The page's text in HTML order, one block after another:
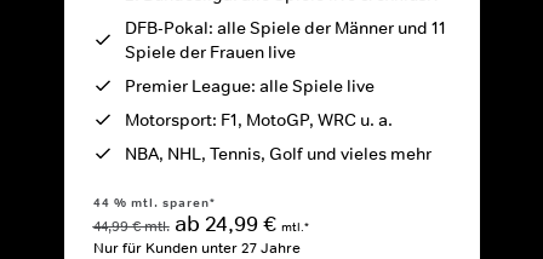
DFB-Pokal: alle Spiele der Männer und 11
Spiele der Frauen live
Premier League: alle Spiele live
Motorsport: F1, MotoGP, WRC u. a.
NBA, NHL, Tennis, Golf und vieles mehr
44 % mtl. sparen*
44,99 € mtl. ab 24,99 € mtl.*
Nur für Kunden unter 27 Jahre